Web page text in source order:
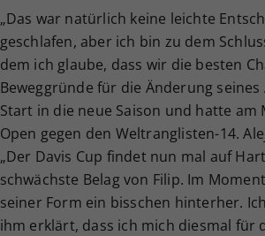
„Das war natürlich keine leichte
geschlafen, aber ich bin zu dem
dem ich glaube, dass wir die besten
Beweggründe für die Änderung
Start in die neue Saison und hatte
Open gegen den Weltranglisten-14.
„Der Davis Cup findet nun mal auf
schwächste Belag von Filip. Im
seiner Form ein bisschen hinterher.
ihm erklärt, dass ich mich diesmal für